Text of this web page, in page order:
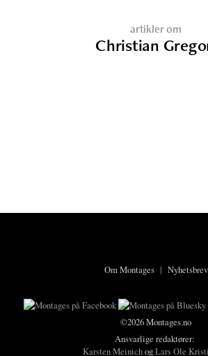
artikler om
Christian
Om Montages| Nyhetsbrev
©2026 Montages.no
Ansvarlige redaktører:
Karsten MeinichogLars Ole